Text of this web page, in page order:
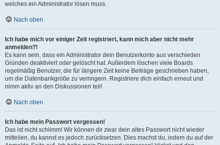
welches ein Administrator lösen muss.
Nach oben
Ich habe mich vor einiger Zeit registriert, kann mich aber nicht mehr
anmelden?!
Es kann sein, dass ein Administrator dein Benutzerkonto aus verschieden
Gründen deaktiviert oder gelöscht hat. Außerdem löschen viele Boards
regelmäßig Benutzer, die für längere Zeit keine Beiträge geschrieben haben,
um die Datenbankgröße zu verringern. Registriere dich einfach erneut und
nimm aktiv an den Diskussionen teil!
Nach oben
Ich habe mein Passwort vergessen!
Das ist nicht schlimm! Wir können dir zwar dein altes Passwort nicht wieder
mitteilen, du kannst es jedoch zurücksetzen. Dies machst du, indem du auf der